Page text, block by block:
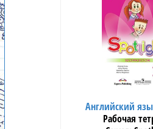
Английский
Рабочая